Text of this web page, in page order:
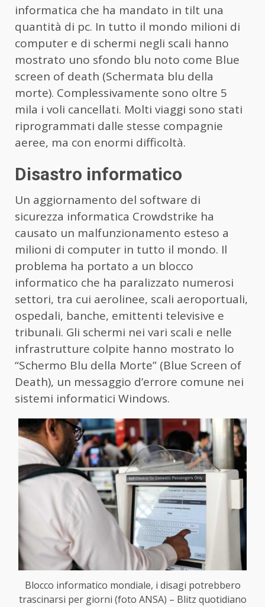
informatica che ha mandato in tilt una
quantità di pc. In tutto il mondo milioni di
computer e di schermi negli scali hanno
mostrato uno sfondo blu noto come Blue
screen of death (Schermata blu della
morte). Complessivamente sono oltre 5
mila i voli cancellati. Molti viaggi sono stati
riprogrammati dalle stesse compagnie
aeree, ma con enormi difficoltà.
Disastro informatico
Un aggiornamento del software di
sicurezza informatica Crowdstrike ha
causato un malfunzionamento esteso a
milioni di computer in tutto il mondo. Il
problema ha portato a un blocco
informatico che ha paralizzato numerosi
settori, tra cui aerolinee, scali aeroportuali,
ospedali, banche, emittenti televisive e
tribunali. Gli schermi nei vari scali e nelle
infrastrutture colpite hanno mostrato lo
“Schermo Blu della Morte” (Blue Screen of
Death), un messaggio d’errore comune nei
sistemi informatici Windows.
Blocco informatico mondiale, i disagi potrebbero
trascinarsi per giorni (foto ANSA) – Blitz quotidiano